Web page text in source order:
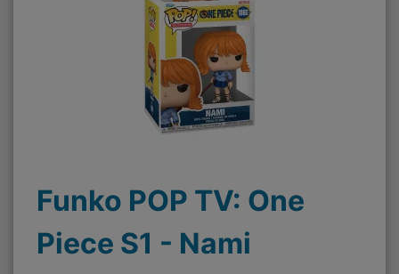
Funko POP TV: One
Piece S1 - Nami